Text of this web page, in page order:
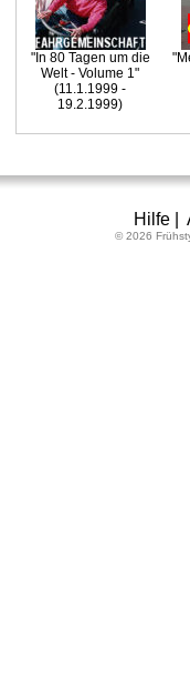
"In 80 Tagen um die
Welt - Volume 1"
(11.1.1999 -
19.2.1999)
Hilfe|
© 2026